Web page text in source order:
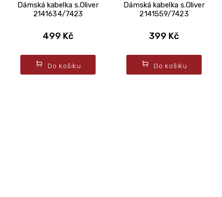
Dámská kabelka s.Oliver
2141634/7423
499 Kč
Do košíku
Dámská kabelka s.Oliver
2141559/7423
399 Kč
Do košíku